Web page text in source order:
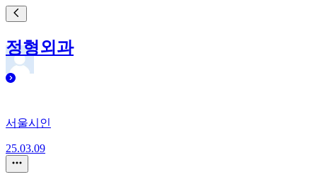
정형외과
서울시인
25.03.09